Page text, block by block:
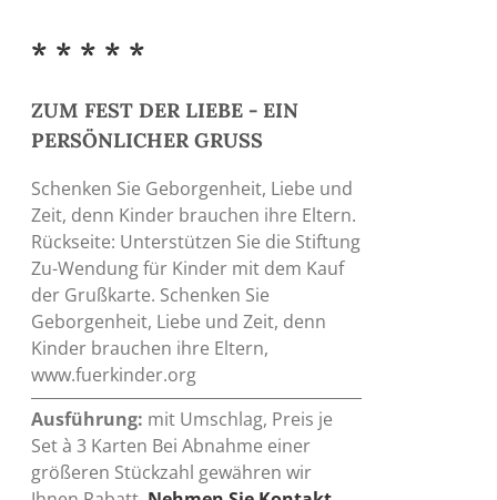
* * * * *
ZUM FEST DER LIEBE - EIN
PERSÖNLICHER GRUSS
Schenken Sie Geborgenheit, Liebe und
Zeit, denn Kinder brauchen ihre Eltern.
Rückseite: Unterstützen Sie die Stiftung
Zu-Wendung für Kinder mit dem Kauf
der Grußkarte. Schenken Sie
Geborgenheit, Liebe und Zeit, denn
Kinder brauchen ihre Eltern,
www.fuerkinder.org
Ausführung: mit Umschlag, Preis je
Set à 3 Karten Bei Abnahme einer
größeren Stückzahl gewähren wir